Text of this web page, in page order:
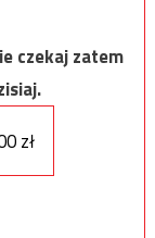
czekaj zatem
zł